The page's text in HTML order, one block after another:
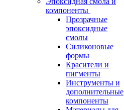
компоненты
Прозрачные
эпоксидные
смолы
Силиконовые
формы
Красители и
пигменты
Инструменты и
дополнительные
компоненты